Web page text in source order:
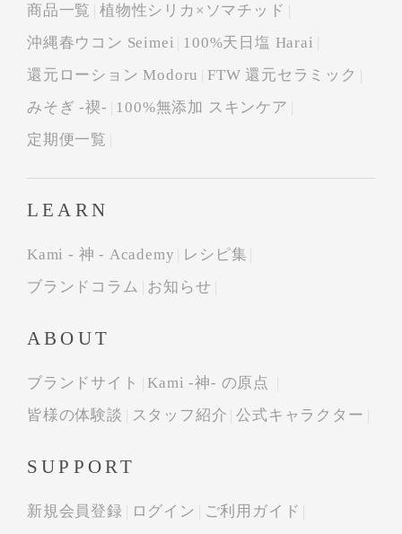
商品一覧
植物性シリカ×ソマチッド
沖縄春ウコン Seimei
100%天日塩 Harai
還元ローション Modoru
FTW 還元セラミック
みそぎ -禊-
100%無添加 スキンケア
定期便一覧
LEARN
Kami - 神 - Academy
レシピ集
ブランドコラム
お知らせ
ABOUT
ブランドサイト
Kami -神- の原点
皆様の体験談
スタッフ紹介 公式キャラクター
SUPPORT
新規会員登録 ログイン ご利用ガイド